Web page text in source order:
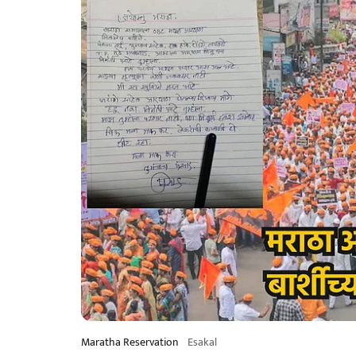
Maratha Reservation Esakal